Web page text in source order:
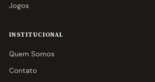
Jogos
INSTITUCIONAL
Quem Somos
Contato